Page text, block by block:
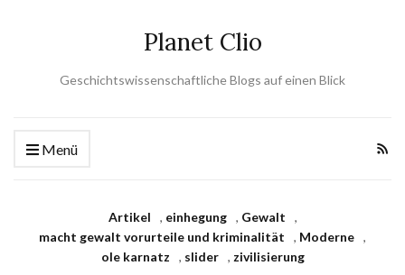
Planet Clio
Geschichtswissenschaftliche Blogs auf einen Blick
Menü
Artikel , einhegung , Gewalt
,
macht gewalt vorurteile und kriminalität
, Moderne ,
ole karnatz
, slider , zivilisierung